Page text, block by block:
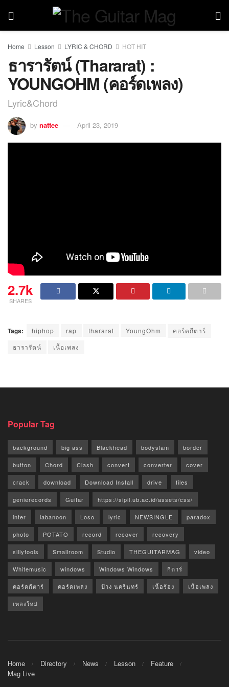
Home Lesson LYRIC & CHORD HOT HIT
ธารารัตน์ (Thararat) :
YOUNGOHM (คอร์ดเพลง)
Lyric&Chord
by nattee April 23, 2019
2.7k
SHARES
Tags: hiphop rap thararat YoungOhm
คอร์ดกีตาร์
ธารารัตน์
เนื้อเพลง
Popular Tag
background big ass Blackhead bodyslam border
button Chord Clash convert converter cover
crack download Download Install drive files
genierecords Guitar https://sipil.ub.ac.id/assets/css/
inter labanoon Loso lyric NEWSINGLE paradox
photo POTATO record recover recovery
sillyfools Smallroom Studio THEGUITARMAG video
Whitemusic windows Windows Windows กีตาร์
คอร์ดกีตาร์ คอร์ดเพลง ป้าง นครินทร์ เนื้อร้อง เนื้อเพลง
เพลงใหม่
Home Directory News Lesson
Feature
Mag Live